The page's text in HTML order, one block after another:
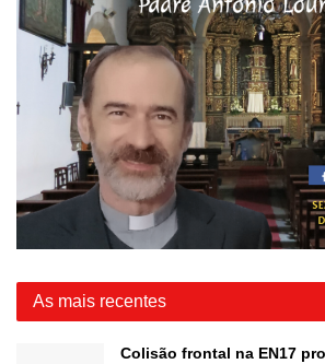
As mais recentes
Colisão frontal na EN17